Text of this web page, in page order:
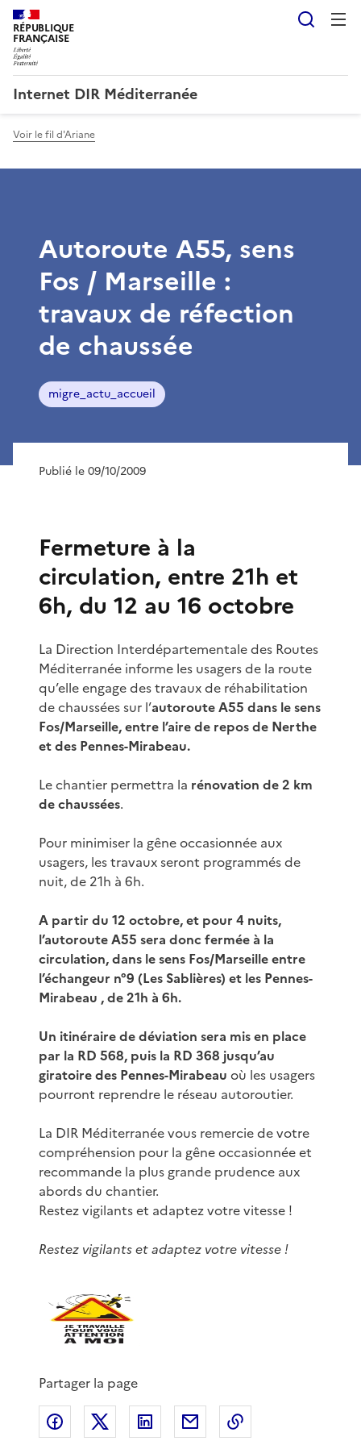
RÉPUBLIQUE
FRANÇAISE
Internet DIR Méditerranée
Voir le fil d'Ariane
Autoroute A55, sens
Fos / Marseille :
travaux de réfection
de chaussée
migre_actu_accueil
Publié le 09/10/2009
Fermeture à la
circulation, entre 21h et
6h, du 12 au 16 octobre
La Direction Interdépartementale des Routes
Méditerranée informe les usagers de la route
qu’elle engage des travaux de réhabilitation
de chaussées sur l’autoroute A55 dans le sens
Fos/Marseille, entre l’aire de repos de Nerthe
et des Pennes-Mirabeau.
Le chantier permettra la rénovation de 2 km
de chaussées.
Pour minimiser la gêne occasionnée aux
usagers, les travaux seront programmés de
nuit, de 21h à 6h.
A partir du 12 octobre, et pour 4 nuits,
l’autoroute A55 sera donc fermée à la
circulation, dans le sens Fos/Marseille entre
l’échangeur n°9 (Les Sablières) et les Pennes-
Mirabeau , de 21h à 6h.
Un itinéraire de déviation sera mis en place
par la RD 568, puis la RD 368 jusqu’au
giratoire des Pennes-Mirabeau où les usagers
pourront reprendre le réseau autoroutier.
La DIR Méditerranée vous remercie de votre
compréhension pour la gêne occasionnée et
recommande la plus grande prudence aux
abords du chantier.
Restez vigilants et adaptez votre vitesse !
Restez vigilants et adaptez votre vitesse !
Partager la page
Partager sur Facebook
Partager sur XPartager sur LinkedIn
Partager par email